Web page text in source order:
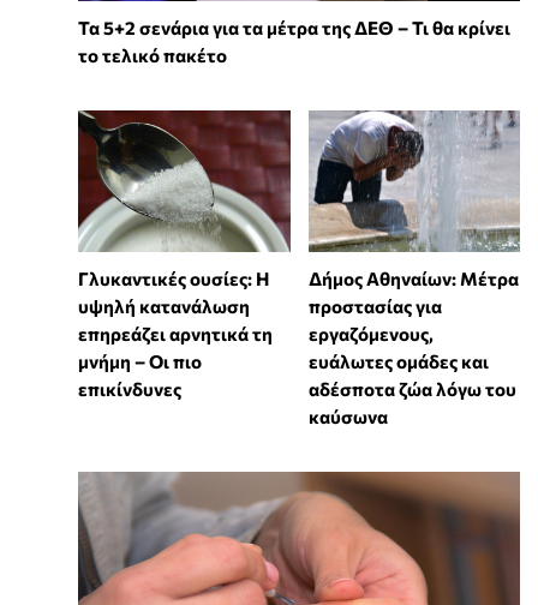
Τα 5+2 σενάρια για τα μέτρα της ΔΕΘ – Τι θα κρίνει
το τελικό πακέτο
Γλυκαντικές ουσίες: Η
υψηλή κατανάλωση
επηρεάζει αρνητικά τη
μνήμη – Οι πιο
επικίνδυνες
Δήμος Αθηναίων: Μέτρα
προστασίας για
εργαζόμενους,
ευάλωτες ομάδες και
αδέσποτα ζώα λόγω του
καύσωνα